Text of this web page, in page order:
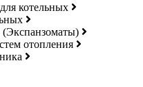
котельных
отопления